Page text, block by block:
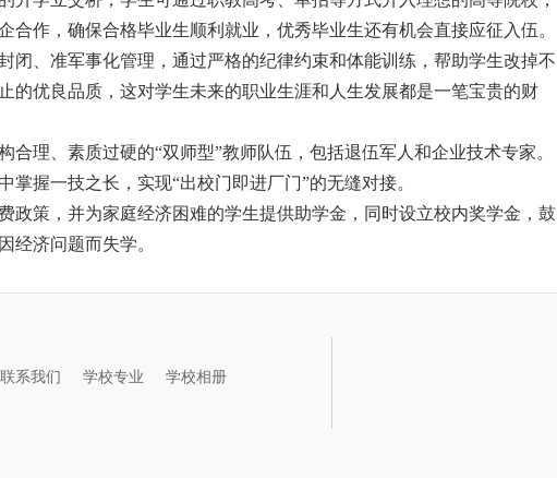
合作，确保合格毕业生顺利就业，优秀毕业生还有机会直接应征入伍。
闭、准军事化管理，通过严格的纪律约束和体能训练，帮助学生改掉不
的优良品质，这对学生未来的职业生涯和人生发展都是一笔宝贵的财
理、素质过硬的“双师型”教师队伍，包括退伍军人和企业技术专家。
握一技之长，实现“出校门即进厂门”的无缝对接。
政策，并为家庭经济困难的学生提供助学金，同时设立校内奖学金，鼓
经济问题而失学。
联系我们 学校专业
学校相册